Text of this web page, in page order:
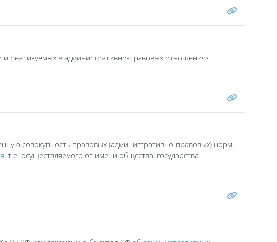
реализуемых в административно-правовых отношениях
совокупность правовых (административно-правовых) норм,
, т.е. осуществляемого от имени общества, государства